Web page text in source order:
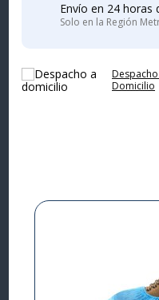
Envío en 24 horas
Solo en la Región
Domicilio